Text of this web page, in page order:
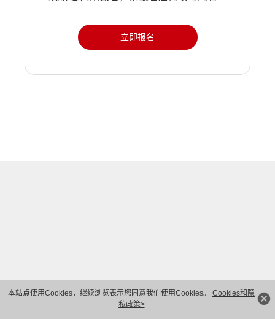
本站点使用Cookies，继续浏览表示您同意我们使用Cookies。 Cookies和隐
私政策>
立即报名